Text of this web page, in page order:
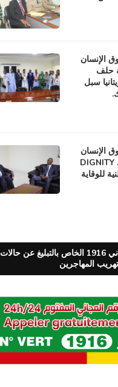
الإنسان
حلف
سبل
الإنسان
يستقبل وفداً من معهد DIGNITY
للوقاية
الرقم الأخضر المجاني 1916 الخاص بالتبليغ عن حالات
المهاجرين